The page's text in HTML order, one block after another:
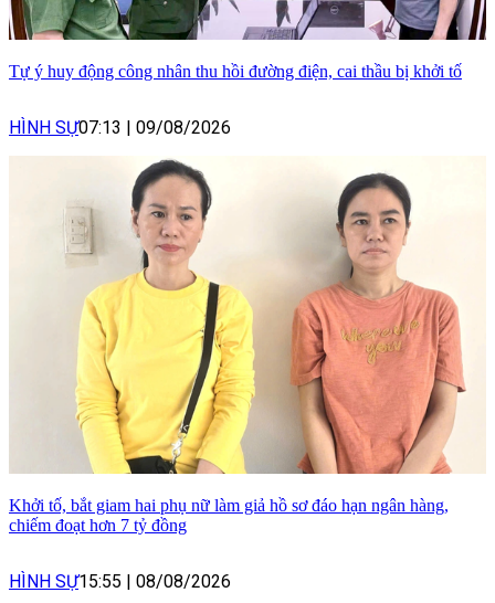
Tự ý huy động công nhân thu hồi đường điện, cai thầu bị khởi tố
HÌNH SỰ07:13 09/08/2026
Khởi tố, bắt giam hai phụ nữ làm giả hồ sơ đáo hạn ngân hàng,
chiếm đoạt hơn 7 tỷ đồng
HÌNH SỰ15:55 08/08/2026